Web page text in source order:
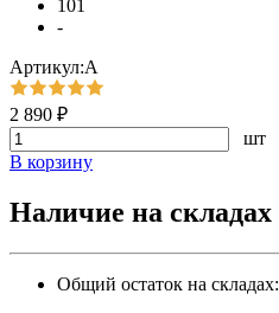
101
-
Артикул:А
2 890 ₽
шт
В корзину
Наличие на складах
Общий остаток на складах: